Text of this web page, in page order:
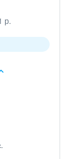
р.